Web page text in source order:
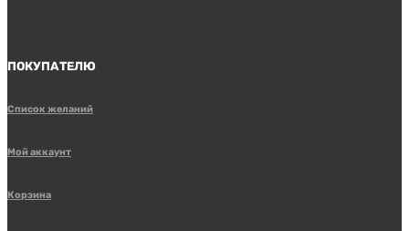
ПОКУПАТЕЛЮ
Список желаний
Мой аккаунт
Корзина